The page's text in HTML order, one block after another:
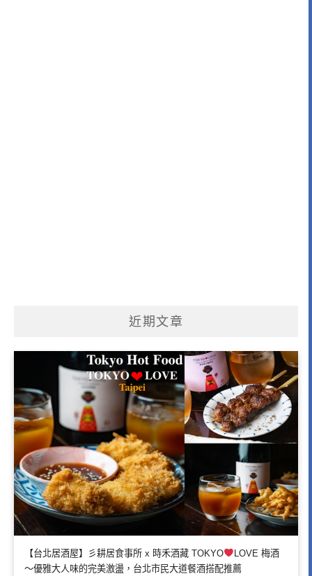
近期文章
【台北居酒屋】彡耕居食事所 x 時禾酒藏 TOKYO
LOVE 梅酒
～優雅大人味的完美激盪，台北市民大道餐酒搭配推薦